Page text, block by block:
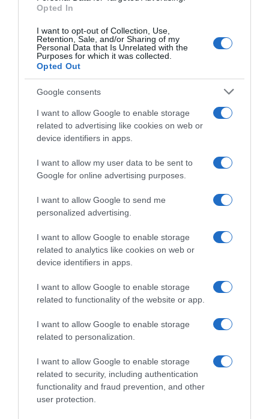
Opted In
I want to opt-out of Collection, Use,
Retention, Sale, and/or Sharing of my
Personal Data that Is Unrelated with the
Purposes for which it was collected.
Opted Out
Google consents
I want to allow Google to enable storage
related to advertising like cookies on web or
device identifiers in apps.
I want to allow my user data to be sent to
Google for online advertising purposes.
I want to allow Google to send me
personalized advertising.
I want to allow Google to enable storage
related to analytics like cookies on web or
device identifiers in apps.
I want to allow Google to enable storage
related to functionality of the website or app.
I want to allow Google to enable storage
related to personalization.
I want to allow Google to enable storage
related to security, including authentication
functionality and fraud prevention, and other
user protection.
LIFESTYLE
στη Στέλλα Πάσσαρη για την απώλεια της
μητέρας της (pic)
Η δυσάρεστη είδηση έγινε γνωστή μέσα από μια
ανάρτηση της επιχειρηματία